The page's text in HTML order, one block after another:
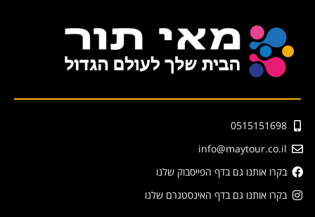
0515151698
info@maytour.co.il
בקרו אותנו גם בדף הפייסבוק שלנו
בקרו אותנו גם בדף האינסטגרם שלנו